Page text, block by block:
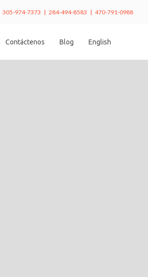
305-974-7373 | 284-494-8583 | 470-791-0988
Contáctenos Blog English